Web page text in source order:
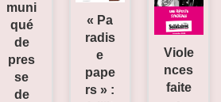
Viole
nces
faite
« Pa
radis
e
pape
rs » :
muni
qué
de
pres
se
de